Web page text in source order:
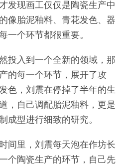
发现画工仅仅是陶瓷生产中
像胎泥釉料、青花发色、器
一个环节都很重要。
投入到一个全新的领域，那
的每一个环节，展开了攻
色，刘震在停掉了半年的生
，自己调配胎泥釉料，更是
成型进行细致的研究。
间里，刘震每天泡在作坊长
个陶瓷生产的环节，自己先